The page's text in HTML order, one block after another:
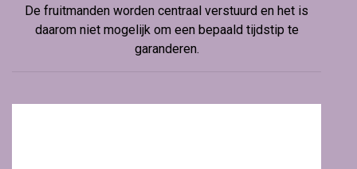
De fruitmanden worden centraal verstuurd en het is
daarom niet mogelijk om een bepaald tijdstip te
garanderen.